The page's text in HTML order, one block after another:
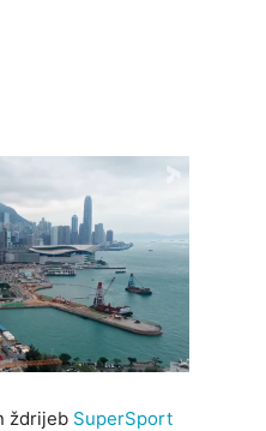
ždrijeb SuperSport